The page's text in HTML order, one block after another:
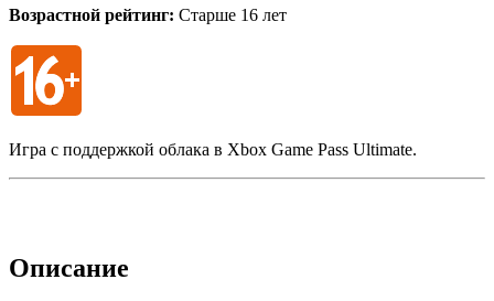
Возрастной рейтинг: Старше 16 лет
Игра с поддержкой облака в Xbox Game Pass Ultimate.
Описание